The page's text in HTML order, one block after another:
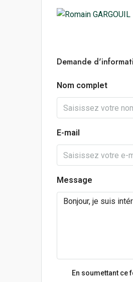
Demande
Nom complet
E-mail
Message
En soumettant ce